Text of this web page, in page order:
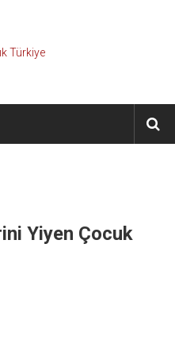
Yiyen Çocuk